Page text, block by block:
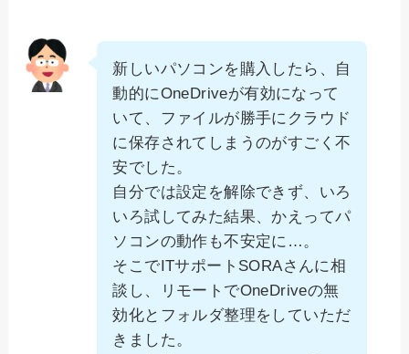
新しいパソコンを購入したら、自
動的にOneDriveが有効になって
いて、ファイルが勝手にクラウド
に保存されてしまうのがすごく不
安でした。
自分では設定を解除できず、いろ
いろ試してみた結果、かえってパ
ソコンの動作も不安定に…。
そこでITサポートSORAさんに相
談し、リモートでOneDriveの無
効化とフォルダ整理をしていただ
きました。